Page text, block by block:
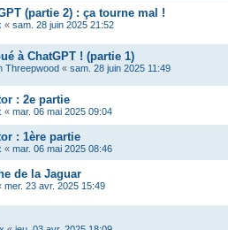
(partie 2) : ça tourne mal !
« sam. 28 juin 2025 21:52
à ChatGPT ! (partie 1)
Threepwood « sam. 28 juin 2025 11:49
: 2e partie
« mar. 06 mai 2025 09:04
: 1ère partie
« mar. 06 mai 2025 08:46
de la Jaguar
mer. 23 avr. 2025 15:49